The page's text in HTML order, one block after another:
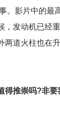
。影片中的最
，发动机已经
两道火柱也在
得推崇吗?非